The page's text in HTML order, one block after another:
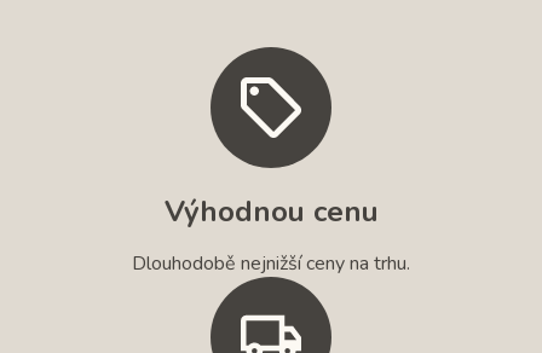
Výhodnou cenu
Dlouhodobě nejnižší ceny na trhu.